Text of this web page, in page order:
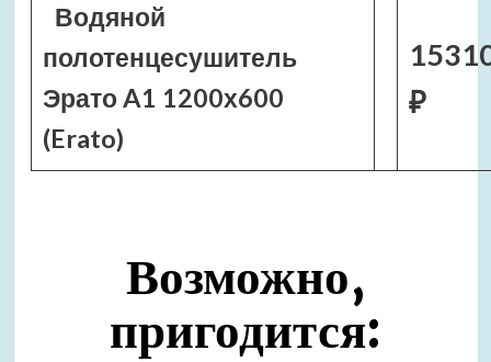
Водяной
полотенцесушитель
Эрато A1 1200х600
(Erato)
₽
Возможно,
пригодится: